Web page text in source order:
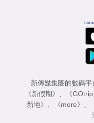
新傳媒集團的數碼
《新假期》 、 《GOtrip
新地》 、 《more》 、